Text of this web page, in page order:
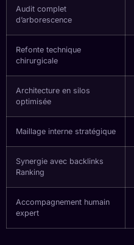
Audit complet
d’arborescence
Refonte technique
chirurgicale
Architecture en silos
optimisée
Maillage interne stratégique
Synergie avec backlinks
Ranking
Accompagnement humain
expert